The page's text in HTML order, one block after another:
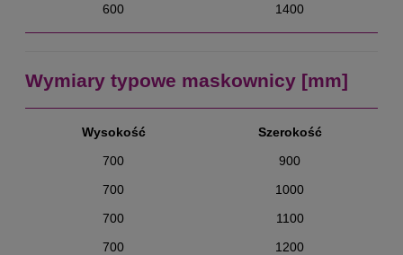
600
1400
Wymiary typowe maskownicy [mm]
Wysokość
Szerokość
700
900
700
1000
700
1100
700
1200